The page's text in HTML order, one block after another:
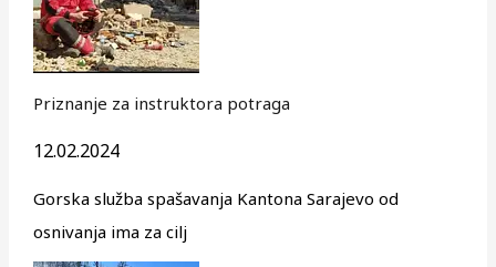
Priznanje za instruktora potraga
12.02.2024
Gorska služba spašavanja Kantona Sarajevo od
osnivanja ima za cilj